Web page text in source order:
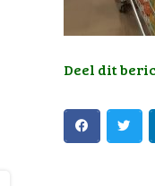
Deel dit